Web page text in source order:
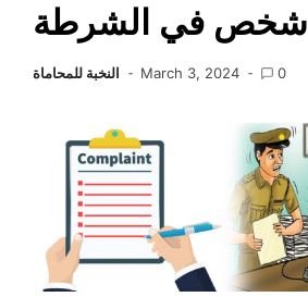
شخص في الشرطة
النخبة للمحاماة March 3, 2024 0